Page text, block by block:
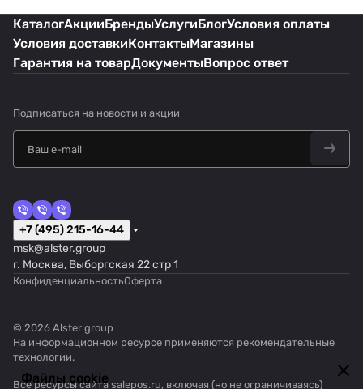
Файлы cookie
КаталогАкцииБрендыУслугиБлогУсловия оплаты
Условия доставкиКонтактыМагазины
Гарантия на товарДокументыВопрос ответ
Подписаться на новости и акции
+7 (495) 215-16-44
msk@alster.group
г. Москва, Выборгская 22 стр 1
КонфиденциальностьОферта
© 2026 Alster group
На информационном ресурсе применяются рекомендательные
технологии.
Все ресурсы сайта salepos.ru, включая (но не ограничиваясь)